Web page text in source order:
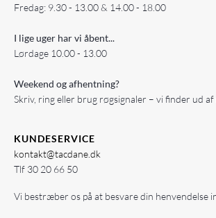
Fredag: 9.30 - 13.00 & 14.00 - 18.00
I lige uger har vi åbent...
Lørdage 10.00 - 13.00
Weekend og afhentning?
Skriv, ring eller brug røgsignaler – vi finder ud af
KUNDESERVICE
kontakt@tacdane.dk
Tlf 30 20 66 50
Vi bestræber os på at besvare din henvendelse